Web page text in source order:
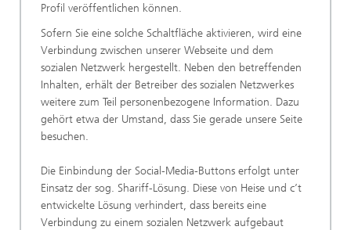
Profil veröffentlichen können.
Sofern Sie eine solche Schaltfläche aktivieren, wird eine
Verbindung zwischen unserer Webseite und dem
sozialen Netzwerk hergestellt. Neben den betreffenden
Inhalten, erhält der Betreiber des sozialen Netzwerkes
weitere zum Teil personenbezogene Information. Dazu
gehört etwa der Umstand, dass Sie gerade unsere Seite
besuchen.
Die Einbindung der Social-Media-Buttons erfolgt unter
Einsatz der sog. Shariff-Lösung. Diese von Heise und c’t
entwickelte Lösung verhindert, dass bereits eine
Verbindung zu einem sozialen Netzwerk aufgebaut